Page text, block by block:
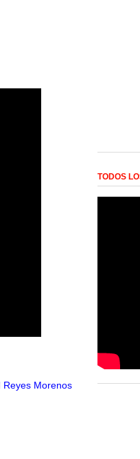
Reyes Morenos
TODOS